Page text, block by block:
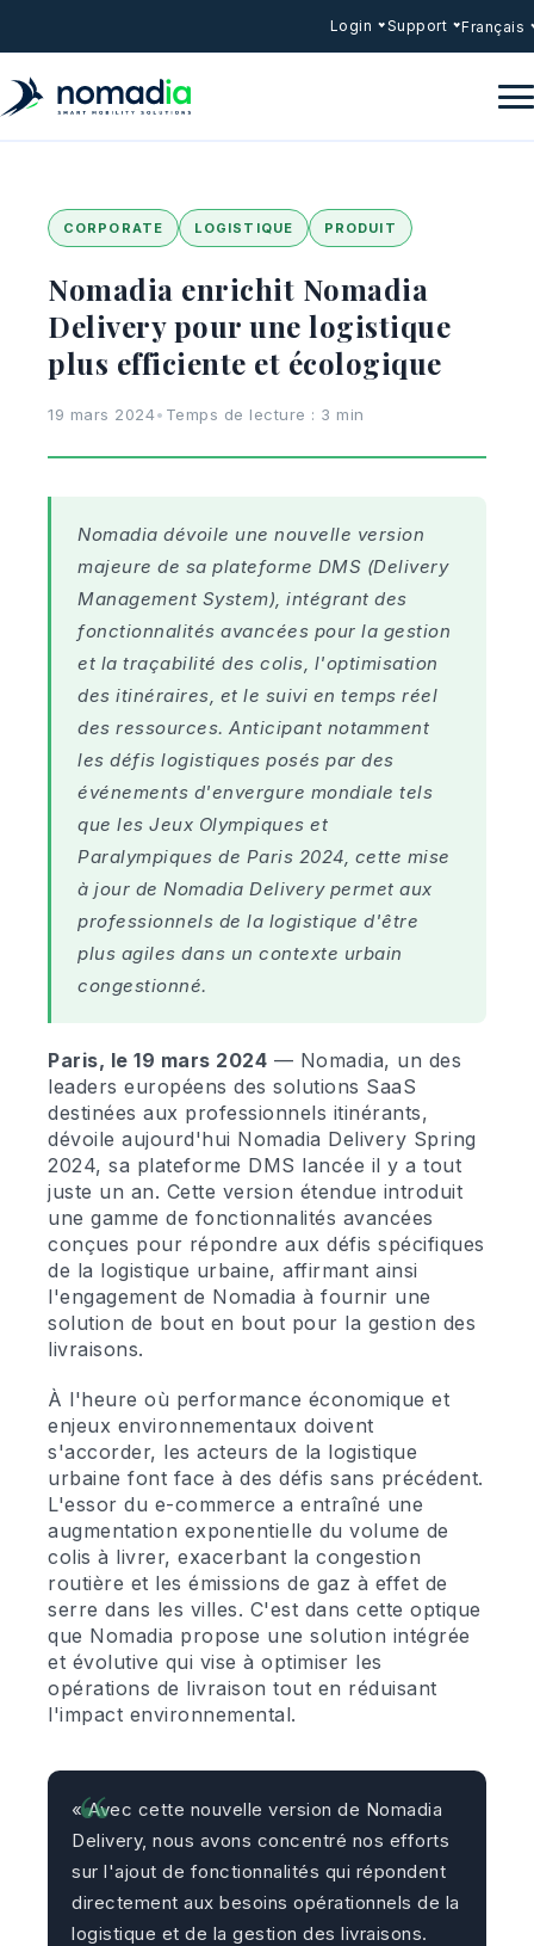
Login Support Français
CORPORATE LOGISTIQUE PRODUIT
Nomadia enrichit Nomadia
Delivery pour une logistique
plus efficiente et écologique
19 mars 2024• Temps de lecture : 3 min
Nomadia dévoile une nouvelle version
majeure de sa plateforme DMS (Delivery
Management System), intégrant des
fonctionnalités avancées pour la gestion
et la traçabilité des colis, l'optimisation
des itinéraires, et le suivi en temps réel
des ressources. Anticipant notamment
les défis logistiques posés par des
événements d'envergure mondiale tels
que les Jeux Olympiques et
Paralympiques de Paris 2024, cette mise
à jour de Nomadia Delivery permet aux
professionnels de la logistique d'être
plus agiles dans un contexte urbain
congestionné.
Paris, le 19 mars 2024 — Nomadia, un des
leaders européens des solutions SaaS
destinées aux professionnels itinérants,
dévoile aujourd'hui Nomadia Delivery Spring
2024, sa plateforme DMS lancée il y a tout
juste un an. Cette version étendue introduit
une gamme de fonctionnalités avancées
conçues pour répondre aux défis spécifiques
de la logistique urbaine, affirmant ainsi
l'engagement de Nomadia à fournir une
solution de bout en bout pour la gestion des
livraisons.
À l'heure où performance économique et
enjeux environnementaux doivent
s'accorder, les acteurs de la logistique
urbaine font face à des défis sans précédent.
L'essor du e-commerce a entraîné une
augmentation exponentielle du volume de
colis à livrer, exacerbant la congestion
routière et les émissions de gaz à effet de
serre dans les villes. C'est dans cette optique
que Nomadia propose une solution intégrée
et évolutive qui vise à optimiser les
opérations de livraison tout en réduisant
l'impact environnemental.
« Avec cette nouvelle version de Nomadia
Delivery, nous avons concentré nos efforts
sur l'ajout de fonctionnalités qui répondent
directement aux besoins opérationnels de la
logistique et de la gestion des livraisons.